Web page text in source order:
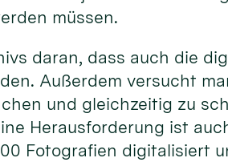
müssen.
daran, dass auch die
Außerdem versucht
und gleichzeitig zu
Herausforderung ist
Fotografien digitalisiert